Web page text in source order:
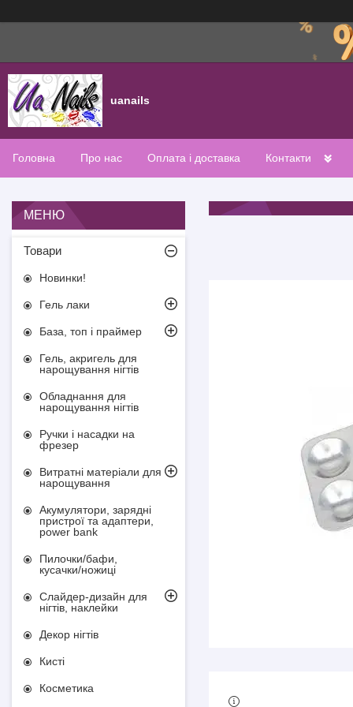
uanails
Головна Про нас Оплата і доставка Контакти
Товари
Новинки!
Гель лаки
База, топ і праймер
Гель, акригель для
нарощування нігтів
Обладнання для
нарощування нігтів
Ручки і насадки на
фрезер
Витратні матеріали для
нарощування
Акумулятори, зарядні
пристрої та адаптери,
power bank
Пилочки/бафи,
кусачки/ножиці
Слайдер-дизайн для
нігтів, наклейки
Декор нігтів
Кисті
Косметика